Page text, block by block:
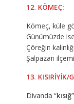
12. KÖMEÇ:
Kömeç, küle
Günümüzde ise
Çöreğin
Şalpazarı
13. KISIRİYİK/
Divanda “kısığ